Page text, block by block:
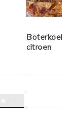
citroen